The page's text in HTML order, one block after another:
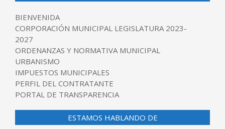
BIENVENIDA
CORPORACIÓN MUNICIPAL LEGISLATURA 2023-
2027
ORDENANZAS Y NORMATIVA MUNICIPAL
URBANISMO
IMPUESTOS MUNICIPALES
PERFIL DEL CONTRATANTE
PORTAL DE TRANSPARENCIA
ESTAMOS HABLANDO DE